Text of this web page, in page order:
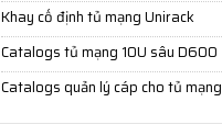
Khay cố định tủ mạng Unirack
Catalogs tủ mạng 10U sâu D600
Catalogs quản lý cáp cho tủ mạng